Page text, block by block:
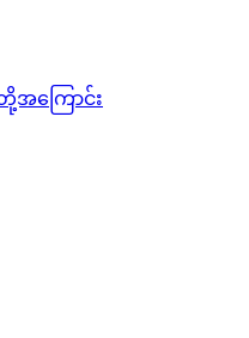
ကြောင်း